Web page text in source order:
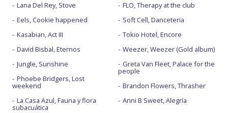
Lana Del Rey, Stove
Eels, Cookie happened
Kasabian, Act III
David Bisbal, Eternos
Jungle, Sunshine
Phoebe Bridgers, Lost
weekend
La Casa Azul, Fauna y flora
subacuática
FLO, Therapy at the club
Soft Cell, Danceteria
Tokio Hotel, Encore
Weezer, Weezer (Gold album)
Greta Van Fleet, Palace for the
people
Brandon Flowers, Thrasher
Anni B Sweet, Alegría